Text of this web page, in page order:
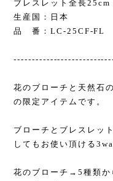
ブレスレット全長25cm
生産国：日本
品 番：LC-25CF-FL
花のブローチと天然石
の限定アイテムです。
ブローチとブレスレッ
してもお使い頂ける
花のブローチ→5種類か